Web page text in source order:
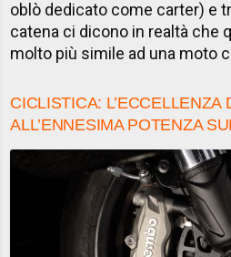
oblò dedicato come carter) e
catena ci dicono in realtà che
molto più simile ad una moto
CICLISTICA: L’ECCELLENZA
ALL’ENNESIMA POTENZA